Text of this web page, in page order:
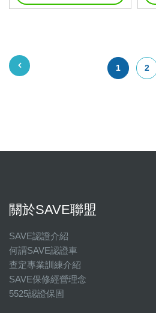
1 2
關於SAVE聯盟
SAVE認證介紹
何謂SAVE認證車
查定專業訓練介紹
SAVE保修經營理念
5525認證保固